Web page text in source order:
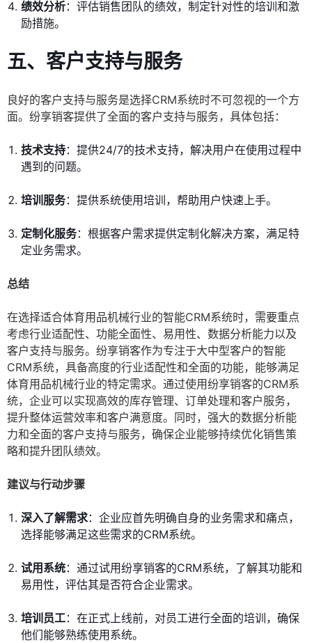
绩效分析：评估销售团队的绩效，制定针对性的培训和激
励措施。
五、客户支持与服务
良好的客户支持与服务是选择CRM系统时不可忽视的一个方
面。纷享销客提供了全面的客户支持与服务，具体包括：
技术支持：提供24/7的技术支持，解决用户在使用过程中
遇到的问题。
培训服务：提供系统使用培训，帮助用户快速上手。
定制化服务：根据客户需求提供定制化解决方案，满足特
定业务需求。
总结
在选择适合体育用品机械行业的智能CRM系统时，需要重点
考虑行业适配性、功能全面性、易用性、数据分析能力以及
客户支持与服务。纷享销客作为专注于大中型客户的智能
CRM系统，具备高度的行业适配性和全面的功能，能够满足
体育用品机械行业的特定需求。通过使用纷享销客的CRM系
统，企业可以实现高效的库存管理、订单处理和客户服务，
提升整体运营效率和客户满意度。同时，强大的数据分析能
力和全面的客户支持与服务，确保企业能够持续优化销售策
略和提升团队绩效。
建议与行动步骤
深入了解需求：企业应首先明确自身的业务需求和痛点，
选择能够满足这些需求的CRM系统。
试用系统：通过试用纷享销客的CRM系统，了解其功能和
易用性，评估其是否符合企业需求。
培训员工：在正式上线前，对员工进行全面的培训，确保
他们能够熟练使用系统。